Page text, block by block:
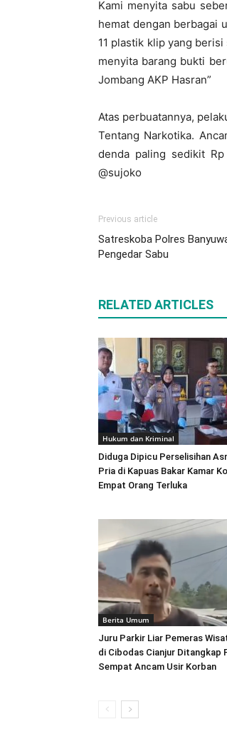
Kami menyita sabu
hemat dengan berbagai
11 plastik klip yang
menyita barang bukti
Jombang AKP Hasran”
Atas perbuatannya,
Tentang Narkotika.
denda paling sedikit
@sujoko
Previous article
Satreskoba Polres
Pengedar Sabu
RELATED ARTICLES
Hukum dan Kriminal
Diduga Dipicu Perselisihan
Pria di Kapuas Bakar Kamar
Empat Orang Terluka
Berita Umum
Juru Parkir Liar Pemeras
di Cibodas Cianjur Ditangkap
Sempat Ancam Usir Korban